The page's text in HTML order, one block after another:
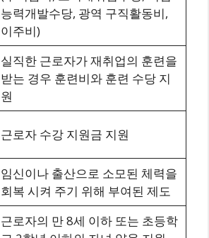
능력개발수당, 광역 구직활동비,
이주비)
실직한 근로자가 재취업의 훈련을
받는 경우 훈련비와 훈련 수당 지
원
근로자 수강 지원금 지원
임신이나 출산으로 소모된 체력을
회복 시켜 주기 위해 부여된 제도
근로자의 만 8세 이하 또는 초등학